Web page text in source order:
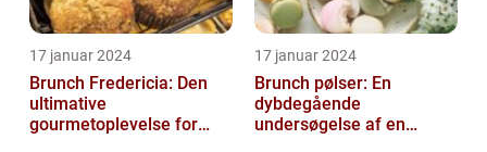
17 januar 2024
Brunch Fredericia: Den
ultimative
gourmetoplevelse for
17 januar 2024
Brunch pølser: En
dybdegående
undersøgelse af en